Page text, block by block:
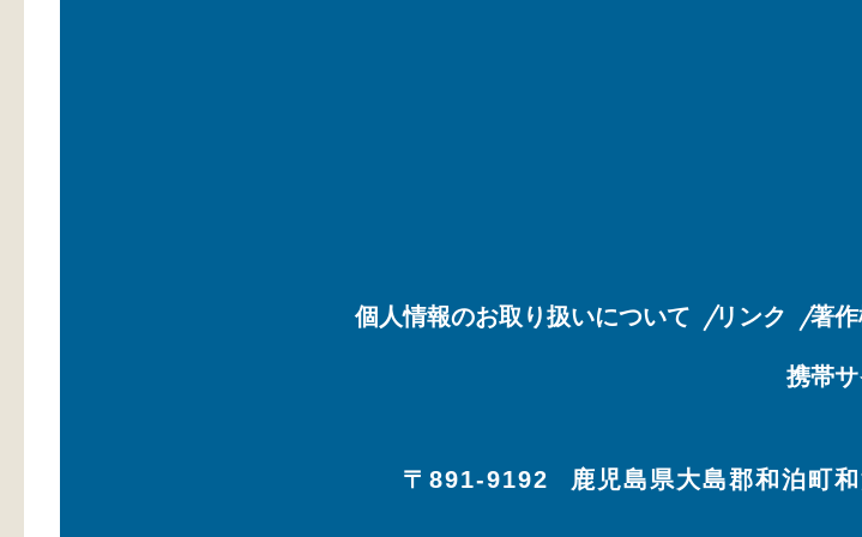
個人情報のお取り扱いについて リンク 著
携帯サ
〒891-9192 鹿児島県大島郡和泊町